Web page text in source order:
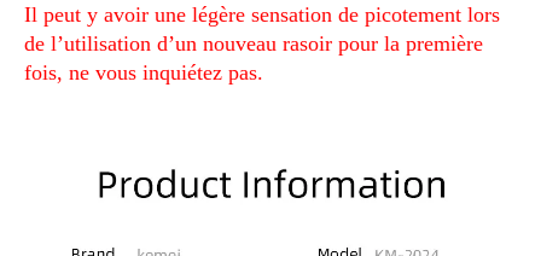
Il peut y avoir une légère sensation de picotement lors
de l’utilisation d’un nouveau rasoir pour la première
fois, ne vous inquiétez pas.